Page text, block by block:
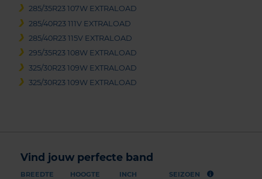
285/35R23 107W EXTRALOAD
285/40R23 111V EXTRALOAD
285/40R23 115V EXTRALOAD
295/35R23 108W EXTRALOAD
325/30R23 109W EXTRALOAD
325/30R23 109W EXTRALOAD
Vind jouw perfecte band
BREEDTE HOOGTE INCH SEIZOEN